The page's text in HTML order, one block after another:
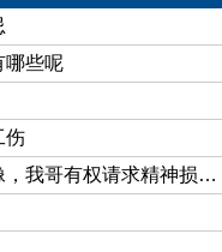
车上留下李某使用的手机
以每副车牌200至500元
款项，在查收钱款到帐
处，电话告知车主人自己
月时间，李某就盗取车牌
未遂计5000余元。请
让被害人与其联系，趁机
哪些呢
伤
婚礼服务公司弄丢了我哥的结婚录像，我哥有权请求精神损害赔偿吗？